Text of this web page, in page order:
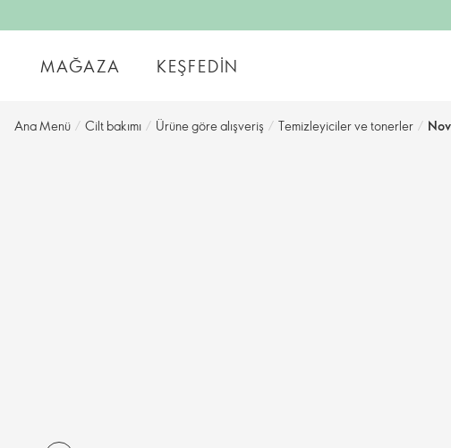
MAĞAZA KEŞFEDIN
Ana Menü / Cilt bakımı / Ürüne göre alışveriş / Temizleyiciler ve tonerler /